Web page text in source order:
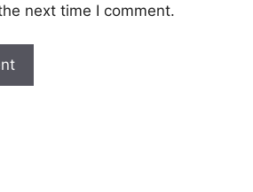
next time I comment.